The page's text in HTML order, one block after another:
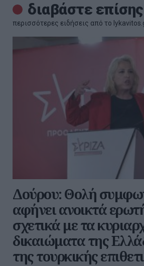
διαβάστε επίσης
περισσότερες ειδήσεις από το
Δούρου: Θολή
αφήνει ανοικτά
σχετικά με τα
δικαιώματα της
της τουρκικής